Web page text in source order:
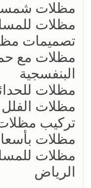
مظلات
مظلات
تصميمات
مظلات مع
البنفسجية
مظلات
مظلات الفلل
تركيب
مظلات
مظلات
الرياض